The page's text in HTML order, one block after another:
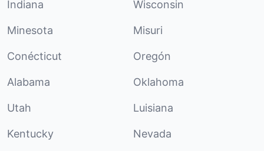
Indiana Wisconsin
Minesota Misuri
Conécticut Oregón
Alabama Oklahoma
Utah Luisiana
Kentucky Nevada